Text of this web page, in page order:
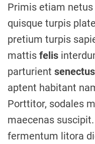
Primis etiam netus
quisque turpis
pretium turpis
mattis felis
parturient senectus
aptent habitant
Porttitor, sodales
maecenas
fermentum litora